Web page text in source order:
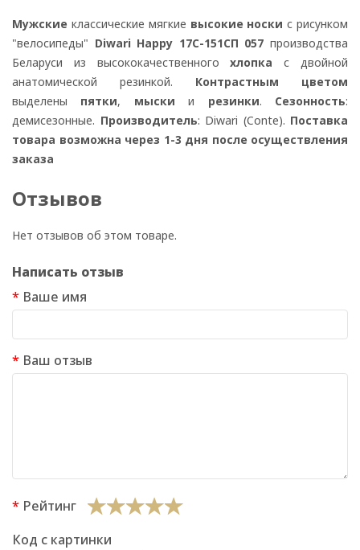
Мужские классические мягкие высокие носкис рисунком
"велосипеды" Diwari Happy 17С-151СП 057производства
Беларуси из высококачественногохлопкас двойной
анатомической резинкой. Контрастным цветом
выделены пятки, мыски и резинки. Сезонность:
демисезонные. Производитель: Diwari (Conte). Поставка
товара возможна через 1-3 дня после осуществления
заказа
Отзывов
Нет отзывов об этом товаре.
Написать отзыв
Ваше имя
Ваш отзыв
Рейтинг
Код с картинки